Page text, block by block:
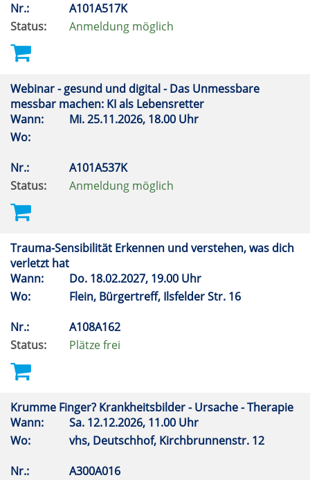
Nr.:
A101A517K
Status:
Anmeldung möglich
Webinar - gesund und digital - Das Unmessbare
messbar machen: KI als Lebensretter
Wann:
Mi.25.11.2026, 18.00 Uhr
Wo:
Nr.:
A101A537K
Status:
Anmeldung möglich
Trauma-Sensibilität Erkennen und verstehen, was dich
verletzt hat
Wann:
Do. 18.02.2027, 19.00 Uhr
Wo:
Flein, Bürgertreff, Ilsfelder Str. 16
Nr.:
A108A162
Status:
Plätze frei
Krumme Finger? Krankheitsbilder - Ursache - Therapie
Wann:
Sa. 12.12.2026, 11.00 Uhr
Wo:
vhs, Deutschhof, Kirchbrunnenstr. 12
Nr.:
A300A016